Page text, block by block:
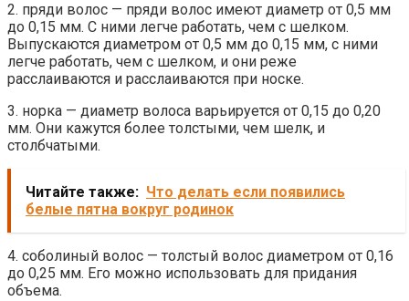
2. пряди волос — пряди волос имеют диаметр от 0,5 мм
до 0,15 мм. С ними легче работать, чем с шелком.
Выпускаются диаметром от 0,5 мм до 0,15 мм, с ними
легче работать, чем с шелком, и они реже
расслаиваются и расслаиваются при носке.
3. норка — диаметр волоса варьируется от 0,15 до 0,20
мм. Они кажутся более толстыми, чем шелк, и
столбчатыми.
Читайте также: Что делать если появились
белые пятна вокруг родинок
4. соболиный волос — толстый волос диаметром от 0,16
до 0,25 мм. Его можно использовать для придания
объема.